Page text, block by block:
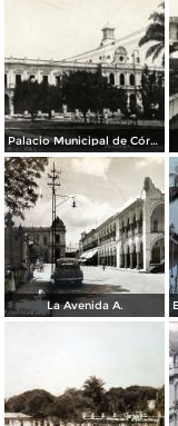
Palacio Municipal de Córdoba
La Avenida A.